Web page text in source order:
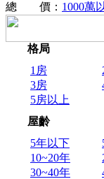
總 價： 1000萬
格局
1房
3房
5房以上
屋齡
5年以下
10~20年
30~40年